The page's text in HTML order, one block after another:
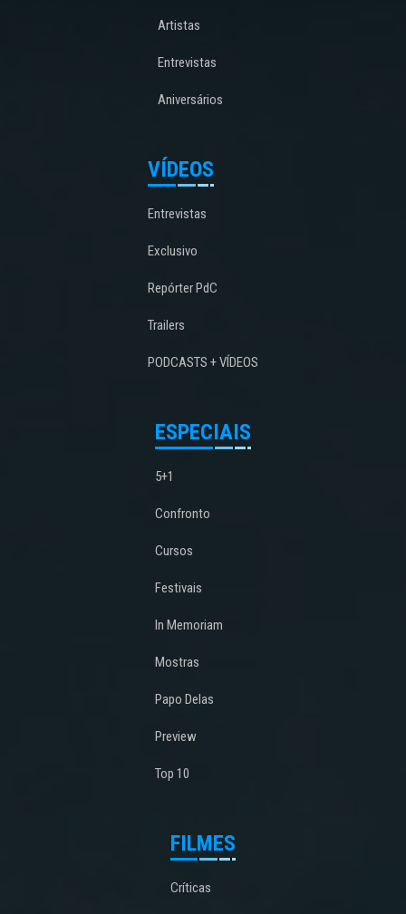
Artistas
Entrevistas
Aniversários
VÍDEOS
Entrevistas
Exclusivo
Repórter PdC
Trailers
PODCASTS + VÍDEOS
ESPECIAIS
5+1
Confronto
Cursos
Festivais
In Memoriam
Mostras
Papo Delas
Preview
Top 10
FILMES
Críticas